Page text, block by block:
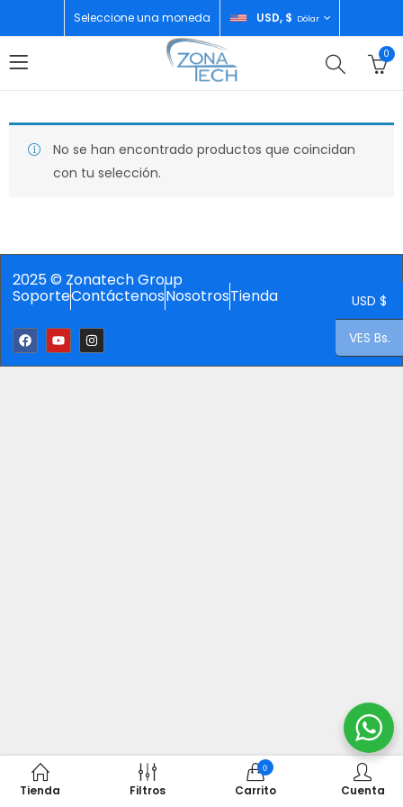
Seleccione una moneda USD, $ Dólar
0
No se han encontrado productos que coincidan
con tu selección.
2025 © Zonatech Group
SoporteContáctenosNosotrosTienda
Tienda Filtros
0
Carrito Cuenta
USD $
VES Bs.